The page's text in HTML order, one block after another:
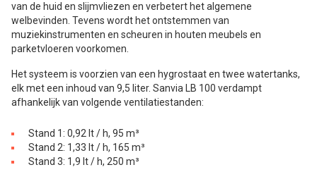
van de huid en slijmvliezen en verbetert het algemene
welbevinden. Tevens wordt het ontstemmen van
muziekinstrumenten en scheuren in houten meubels en
parketvloeren voorkomen.
Het systeem is voorzien van een hygrostaat en twee watertanks,
elk met een inhoud van 9,5 liter. Sanvia LB 100 verdampt
afhankelijk van volgende ventilatiestanden:
Stand 1: 0,92 lt / h, 95 m³
Stand 2: 1,33 lt / h, 165 m³
Stand 3: 1,9 lt / h, 250 m³